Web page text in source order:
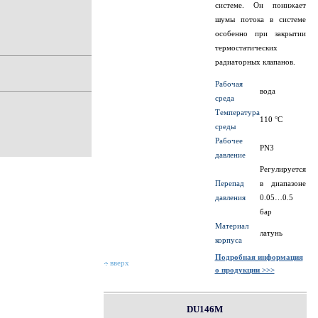
системе. Он понижает
шумы потока в системе
особенно при закрытии
термостатических
радиаторных клапанов.
Рабочая
среда
вода
Температура
среды
110 °C
Рабочее
давление
PN3
Перепад
давления
Регулируется
в диапазоне
0.05…0.5
бар
Материал
корпуса
латунь
вверх
Подробная информация
о продукции >>>
DU146M